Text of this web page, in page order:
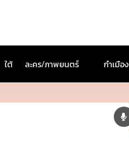
ใต้ ละคร/ภาพยนตร์ กำเมือง